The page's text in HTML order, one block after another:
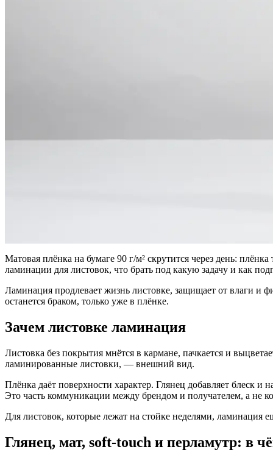
Матовая плёнка на бумаге 90 г/м² скрутится через день:
ламинации для листовок, что брать под какую задачу и как
Ламинация продлевает жизнь листовке, защищает от влаги и
останется браком, только уже в плёнке.
Зачем листовке ламинация
Листовка без покрытия мнётся в кармане, пачкается и
ламинированные листовки, — внешний вид.
Плёнка даёт поверхности характер. Глянец добавляет блеск
Это часть коммуникации между брендом и получателем, а не
Для листовок, которые лежат на стойке неделями,
Глянец, мат, soft-touch и перламутр: в